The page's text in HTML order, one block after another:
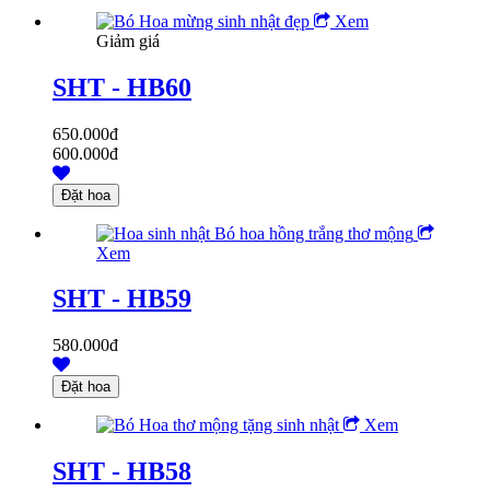
Xem
Giảm giá
SHT - HB60
650.000đ
600.000đ
Xem
SHT - HB59
580.000đ
Xem
SHT - HB58